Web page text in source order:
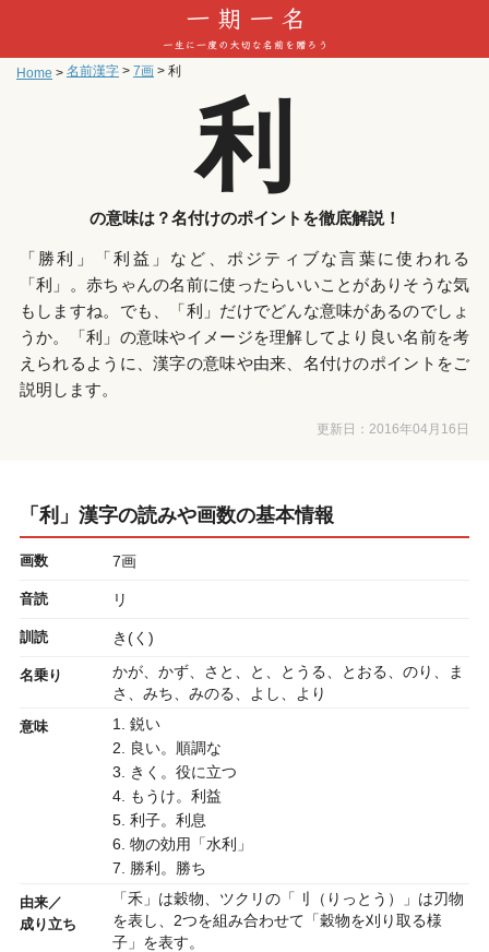
Home > 名前漢字 > 7画 > 利
利
の意味は？名付けのポイントを徹底解説！
「勝利」「利益」など、ポジティブな言葉に使われる
「利」。赤ちゃんの名前に使ったらいいことがありそうな気
もしますね。でも、「利」だけでどんな意味があるのでしょ
うか。「利」の意味やイメージを理解してより良い名前を考
えられるように、漢字の意味や由来、名付けのポイントをご
説明します。
更新日： 2016年04月16日
「利」漢字の読みや画数の基本情報
画数 7画
音読 リ
訓読 き(く)
名乗り
かが、かず、さと、と、とうる、とおる、のり、ま
さ、みち、みのる、よし、より
意味
1. 鋭い
2. 良い。順調な
3. きく。役に立つ
4. もうけ。利益
5. 利子。利息
6. 物の効用「水利」
7. 勝利。勝ち
由来／
成り立ち
「禾」は穀物、ツクリの「刂（りっとう）」は刃物
を表し、2つを組み合わせて「穀物を刈り取る様
子」を表す。